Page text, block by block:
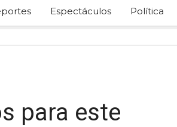
Espectáculos Política
para este